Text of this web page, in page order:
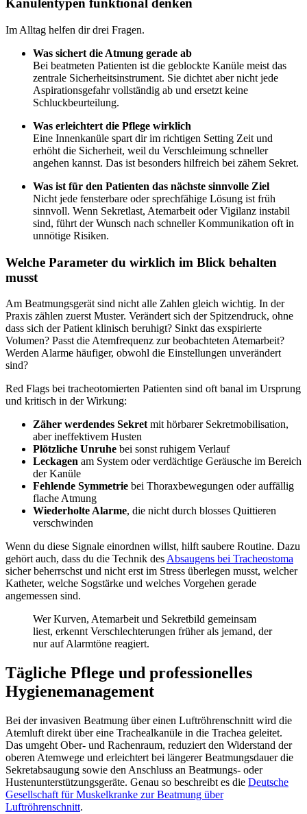
Kanülentypen funktional denken
Im Alltag helfen dir drei Fragen.
Was sichert die Atmung gerade ab
Bei beatmeten Patienten ist die geblockte Kanüle meist das
zentrale Sicherheitsinstrument. Sie dichtet aber nicht jede
Aspirationsgefahr vollständig ab und ersetzt keine
Schluckbeurteilung.
Was erleichtert die Pflege wirklich
Eine Innenkanüle spart dir im richtigen Setting Zeit und
erhöht die Sicherheit, weil du Verschleimung schneller
angehen kannst. Das ist besonders hilfreich bei zähem Sekret.
Was ist für den Patienten das nächste sinnvolle Ziel
Nicht jede fensterbare oder sprechfähige Lösung ist früh
sinnvoll. Wenn Sekretlast, Atemarbeit oder Vigilanz instabil
sind, führt der Wunsch nach schneller Kommunikation oft in
unnötige Risiken.
Welche Parameter du wirklich im Blick behalten
musst
Am Beatmungsgerät sind nicht alle Zahlen gleich wichtig. In der
Praxis zählen zuerst Muster. Verändert sich der Spitzendruck, ohne
dass sich der Patient klinisch beruhigt? Sinkt das exspirierte
Volumen? Passt die Atemfrequenz zur beobachteten Atemarbeit?
Werden Alarme häufiger, obwohl die Einstellungen unverändert
sind?
Red Flags bei tracheotomierten Patienten sind oft banal im Ursprung
und kritisch in der Wirkung:
Zäher werdendes Sekretmit hörbarer Sekretmobilisation,
aber ineffektivem Husten
Plötzliche Unruhe bei sonst ruhigem Verlauf
Leckagen am System oder verdächtige Geräusche im Bereich
der Kanüle
Fehlende Symmetrie bei Thoraxbewegungen oder auffällig
flache Atmung
Wiederholte Alarme, die nicht durch blosses Quittieren
verschwinden
Wenn du diese Signale einordnen willst, hilft saubere Routine. Dazu
gehört auch, dass du die Technik desAbsaugens bei Tracheostoma
sicher beherrschst und nicht erst im Stress überlegen musst, welcher
Katheter, welche Sogstärke und welches Vorgehen gerade
angemessen sind.
Wer Kurven, Atemarbeit und Sekretbild gemeinsam
liest, erkennt Verschlechterungen früher als jemand, der
nur auf Alarmtöne reagiert.
Tägliche Pflege und professionelles
Hygienemanagement
Bei der invasiven Beatmung über einen Luftröhrenschnitt wird die
Atemluft direkt über eine Trachealkanüle in die Trachea geleitet.
Das umgeht Ober- und Rachenraum, reduziert den Widerstand der
oberen Atemwege und erleichtert bei längerer Beatmungsdauer die
Sekretabsaugung sowie den Anschluss an Beatmungs- oder
Hustenunterstützungsgeräte. Genau so beschreibt es die Deutsche
Gesellschaft für Muskelkranke zur Beatmung über
Luftröhrenschnitt.